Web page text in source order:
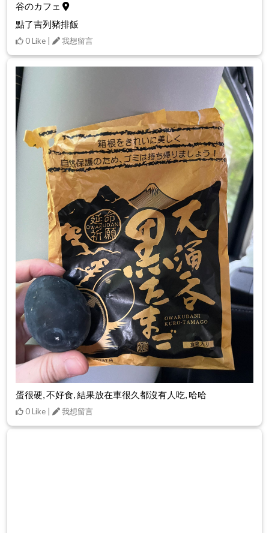
谷のカフェ
點了吉列豬排飯
0 Like | 我想留言
蛋很硬, 不好食, 結果放在車很久都沒有人吃, 哈哈
0 Like | 我想留言